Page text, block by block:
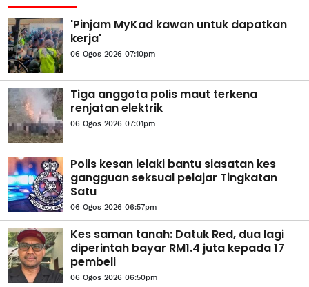
'Pinjam MyKad kawan untuk dapatkan
kerja'
06 Ogos 2026 07:10pm
Tiga anggota polis maut terkena
renjatan elektrik
06 Ogos 2026 07:01pm
Polis kesan lelaki bantu siasatan kes
gangguan seksual pelajar Tingkatan
Satu
06 Ogos 2026 06:57pm
Kes saman tanah: Datuk Red, dua lagi
diperintah bayar RM1.4 juta kepada 17
pembeli
06 Ogos 2026 06:50pm